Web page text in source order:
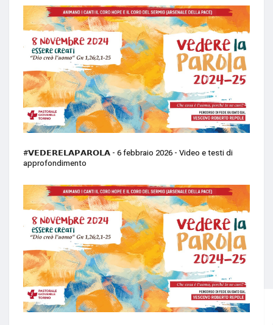
#𝗩𝗘𝗗𝗘𝗥𝗘𝗟𝗔𝗣𝗔𝗥𝗢𝗟𝗔 - 6 febbraio 2026 - Video e testi di
approfondimento